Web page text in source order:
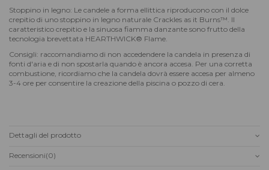
Stoppino in legno: Le candele a forma ellittica riproducono con il dolce
crepitio di uno stoppino in legno naturale Crackles as it Burns™. Il
caratteristico crepitio e la sinuosa fiamma danzante sono frutto della
tecnologia brevettata HEARTHWICK® Flame.
Consigli: raccomandiamo di non accedendere la candela in presenza di
fonti d'aria e di non spostarla quando è ancora accesa. Per una corretta
combustione, ricordiamo che la candela dovrà essere accesa per almeno
3-4 ore per consentire la creazione della piscina o pozzo di cera.
Dettagli del prodotto
Recensioni(0)